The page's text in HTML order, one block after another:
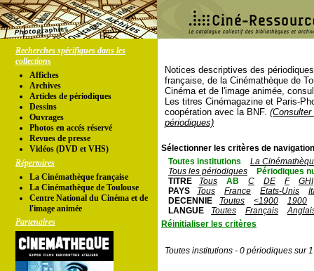
Recherches spécifiques dans les
collections
Affiches
Archives
Articles de périodiques
Dessins
Ouvrages
Photos en accés réservé
Revues de presse
Vidéos (DVD et VHS)
Répertoires
La Cinémathèque française
La Cinémathèque de Toulouse
Centre National du Cinéma et de
l'image animée
Partenaires
Notices descriptives des
française, de la Cinémathèque de
Cinéma et de l'image animée,
Les titres Cinémagazine et Paris-
coopération avec la BNF.
périodiques)
Sélectionner les critères de
Toutes institutions
La
Tous les périodiques
Périodiques
TITRE
Tous AB C DE F
GHI
PAYS
Tous France Etats-Unis
DECENNIE
Toutes <1900
1900
LANGUE
Toutes Français
Réinitialiser les critères
Toutes institutions - 0 périodiques sur